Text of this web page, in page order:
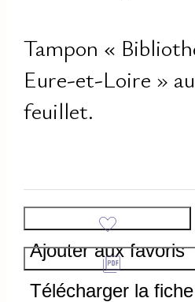
Tampon «
Eure-et-Loire »
feuillet.
Ajouter aux favoris
Télécharger la fiche